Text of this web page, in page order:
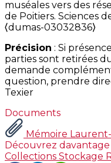
muséales vers des
de Poitiers. Sciences
⟨dumas-03032836⟩
Précision : Si
parties sont retirées
demande
question, prendre
Texier
Documents
Mémoire
Découvrez
Collections Stockage